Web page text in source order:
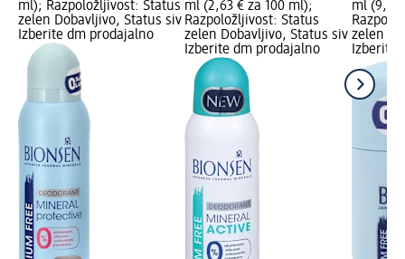
ml); Razpoložljivost: Status
zelen Dobavljivo, Status siv
Izberite dm prodajalno
ml (2,63 € za 100 ml);
Razpoložljivost: Status
zelen Dobavljivo, Status siv
Izberite dm prodajalno
ml (9,88
zelen
Izberite